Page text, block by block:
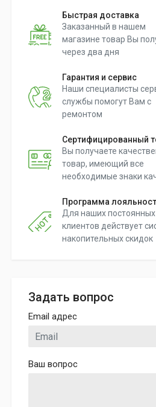
Быстрая доставка
Заказанный в нашем
магазине товар Вы
через два дня
Гарантия и сервис
Наши специалисты
службы помогут Вам с
ремонтом
Сертифицированный
Вы получаете
товар, имеющий все
необходимые знаки
Программа
Для наших постоянных
клиентов действует
накопительных скидок
Задать вопрос
Email адрес
Ваш вопрос